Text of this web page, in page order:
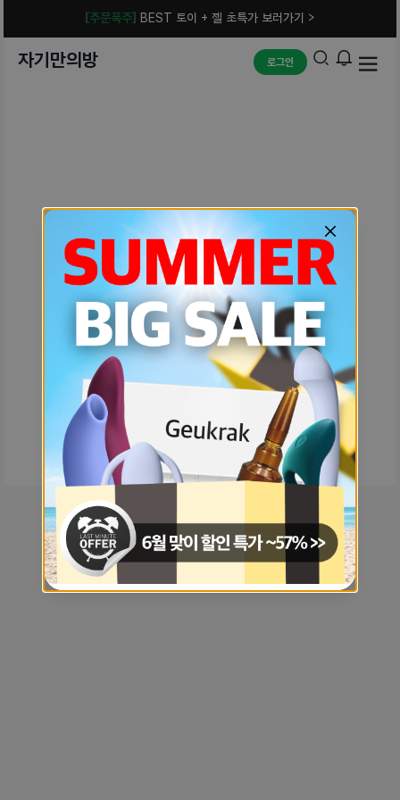
[주문폭주] BEST 토이 + 젤 초특가 보러가기 >
자기만의방 로그인
예상치 못한 에러입니다.